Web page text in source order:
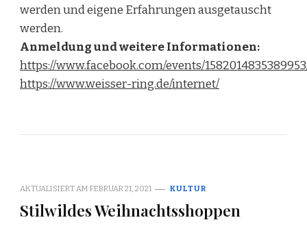
werden und eigene Erfahrungen ausgetauscht
werden.
Anmeldung und weitere Informationen:
https://www.facebook.com/events/
https://www.weisser-ring.de/internet/
AKTUALISIERT AM FEBRUAR 21, 2021 KULTUR
Stilwildes Weihnachtsshoppen